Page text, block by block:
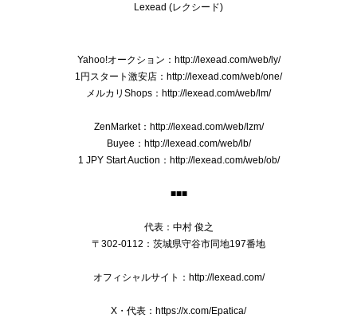
2025/08/21
2025/07/15
2025/01/09
Lexead (レクシード)
Yahoo!オークション：http://lexead.com/web/ly/
1円スタート激安店：http://lexead.com/web/one/
メルカリShops：http://lexead.com/web/lm/
ZenMarket：http://lexead.com/web/lzm/
Buyee：http://lexead.com/web/lb/
1 JPY Start Auction：http://lexead.com/web/ob/
■■■
代表：中村 俊之
〒302-0112：茨城県守谷市同地197番地
オフィシャルサイト：http://lexead.com/
X・代表：https://x.com/Epatica/